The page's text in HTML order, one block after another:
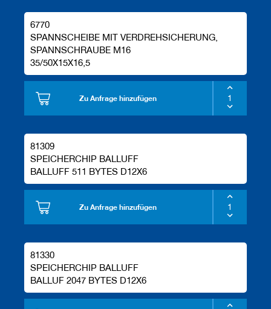
6770
SPANNSCHEIBE MIT VERDREHSICHERUNG,
SPANNSCHRAUBE M16
35/50X15X16,5
Zu Anfrage hinzufügen
81309
SPEICHERCHIP BALLUFF
BALLUFF 511 BYTES D12X6
Zu Anfrage hinzufügen
81330
SPEICHERCHIP BALLUFF
BALLUF 2047 BYTES D12X6